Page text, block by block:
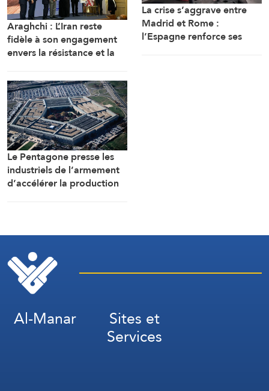
Araghchi : L’Iran reste
fidèle à son engagement
envers la résistance et la
malgré toutes les pressions
La crise s’aggrave entre
Madrid et Rome :
l’Espagne renforce ses
Le Pentagone presse les
industriels de l’armement
d’accélérer la production
Al-Manar Sites et
Services